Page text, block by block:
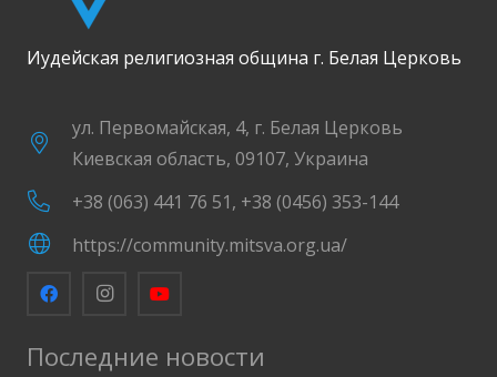
Иудейская религиозная община г. Белая Церковь
ул. Первомайская, 4, г. Белая Церковь
Киевская область, 09107, Украина
+38 (063) 441 76 51, +38 (0456) 353-144
https://community.mitsva.org.ua/
Последние новости